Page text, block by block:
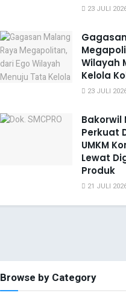
23 JULI
Wilayah
Kelola
23 JULI
Bakorwil
Perkuat
UMKM
Lewat
Produk
21 JULI
Browse by Category